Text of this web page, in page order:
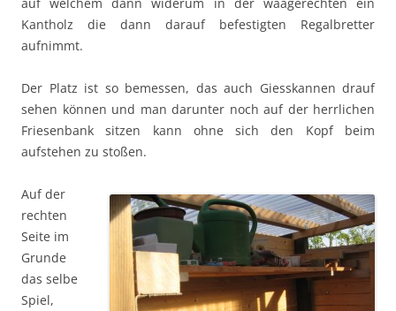
Kantholz die dann darauf befestigten Regalbretter
aufnimmt.
Der Platz ist so bemessen, das auch Giesskannen drauf
sehen können und man darunter noch auf der herrlichen
Friesenbank sitzen kann ohne sich den Kopf beim
aufstehen zu stoßen.
Auf der
rechten
Seite im
Grunde
das selbe
Spiel,